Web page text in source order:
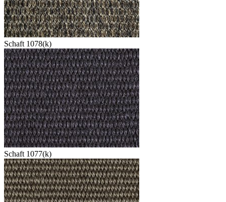
Schaft 1078(k)
Schaft 1077(k)